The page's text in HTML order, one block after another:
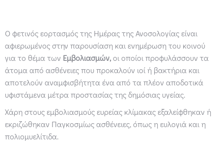
Ο φετινός εορτασμός της Ημέρας της Ανοσολογίας είναι
αφιερωμένος στην παρουσίαση και ενημέρωση του κοινού
για το θέμα των Εμβολιασμών,οι οποίοι προφυλάσσουν τα
άτομα από ασθένειες που προκαλούν ιοί ή βακτήρια και
αποτελούν αναμφισβήτητα ένα από τα πλέον αποδοτικά
υφιστάμενα μέτρα προστασίας της δημόσιας υγείας.
Χάρη στους εμβολιασμούς ευρείας κλίμακας εξαλείφθηκαν ή
εκριζώθηκαν Παγκοσμίως ασθένειες, όπως η ευλογιά και η
πολιομυελίτιδα.